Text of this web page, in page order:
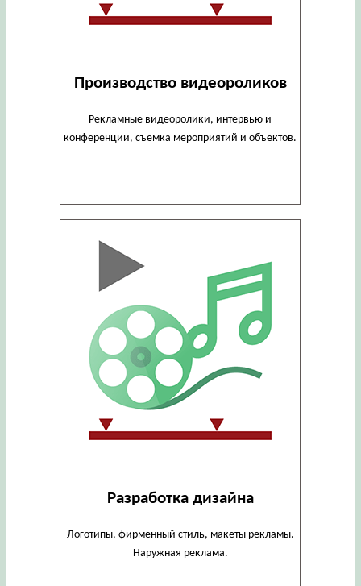
Производство видеороликов
Рекламные видеоролики, интервью и
конференции, съемка мероприятий и объектов.
Разработка дизайна
Логотипы, фирменный стиль, макеты рекламы.
Наружная реклама.